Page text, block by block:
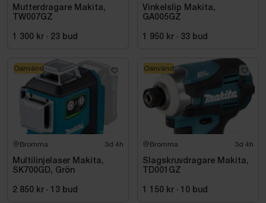
Mutterdragare Makita,
TW007GZ
1 300 kr · 23 bud
Vinkelslip Makita,
GA005GZ
1 950 kr · 33 bud
Bromma 3d 4h
Multilinjelaser Makita,
SK700GD, Grön
2 850 kr · 13 bud
Oanvänd
Bromma 3d 4h
Slagskruvdragare Makita,
TD001GZ
1 150 kr · 10 bud
Oanvänd